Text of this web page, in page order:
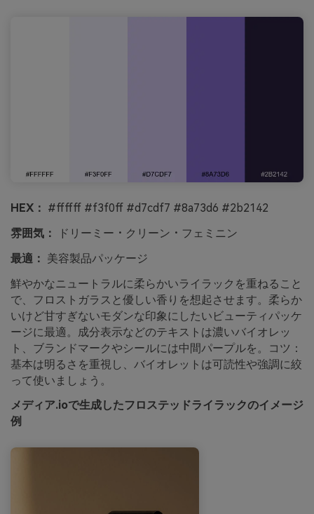
HEX： #ffffff #f3f0ff #d7cdf7 #8a73d6 #2b2142
雰囲気：
ドリーミー・クリーン・フェミニン
最適： 美容製品パッケージ
鮮やかなニュートラルに柔らかいライラックを重ねること
で、フロストガラスと優しい香りを想起させます。柔らか
いけど甘すぎないモダンな印象にしたいビューティパッケ
ージに最適。成分表示などのテキストは濃いバイオレッ
ト、ブランドマークやシールには中間パープルを。コツ：
基本は明るさを重視し、バイオレットは可読性や強調に絞
って使いましょう。
メディア.ioで生成したフロステッドライラックのイメージ
例